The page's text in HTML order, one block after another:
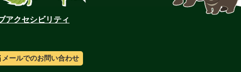
アクセシビリティ
メールでのお問い合わせ